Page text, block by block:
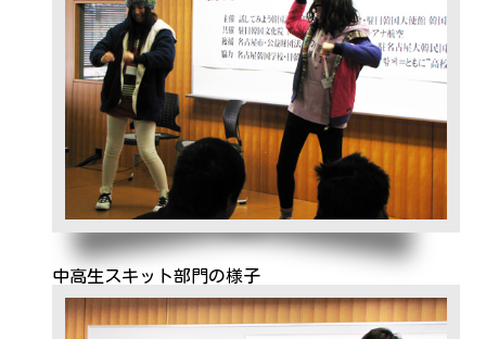
中高生スキット部門の様子